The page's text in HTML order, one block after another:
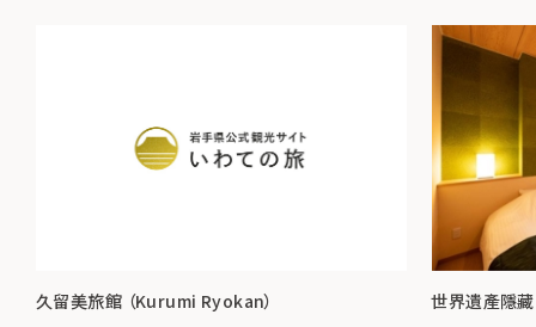
久留美旅館 （Kurumi Ryokan） 世界遺產隱